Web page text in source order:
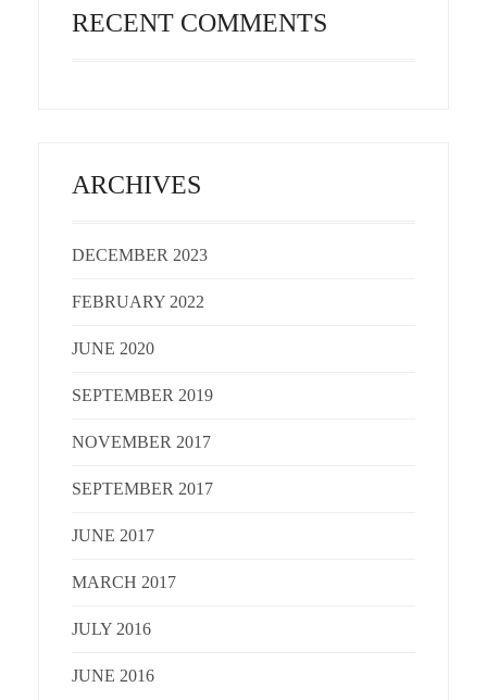
RECENT COMMENTS
ARCHIVES
DECEMBER 2023
FEBRUARY 2022
JUNE 2020
SEPTEMBER 2019
NOVEMBER 2017
SEPTEMBER 2017
JUNE 2017
MARCH 2017
JULY 2016
JUNE 2016